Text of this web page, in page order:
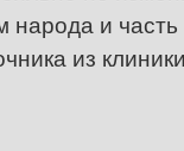
народа и
из